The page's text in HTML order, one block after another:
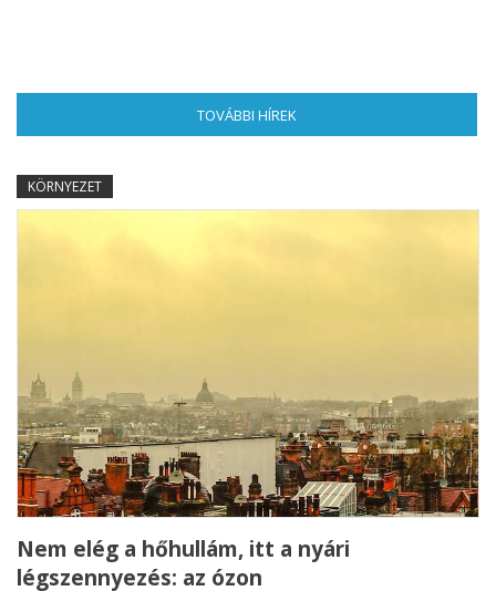
TOVÁBBI HÍREK
KÖRNYEZET
Nem elég a hőhullám, itt a nyári
légszennyezés: az ózon